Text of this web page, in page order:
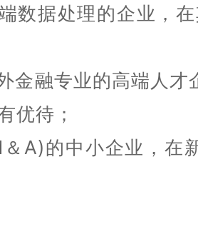
数据处理的企业，
金融专业的高端人才
优待；
A)的中小企业，在